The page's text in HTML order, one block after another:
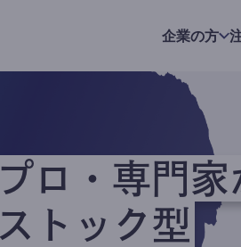
企業の方
プロ・専門家
ストック型